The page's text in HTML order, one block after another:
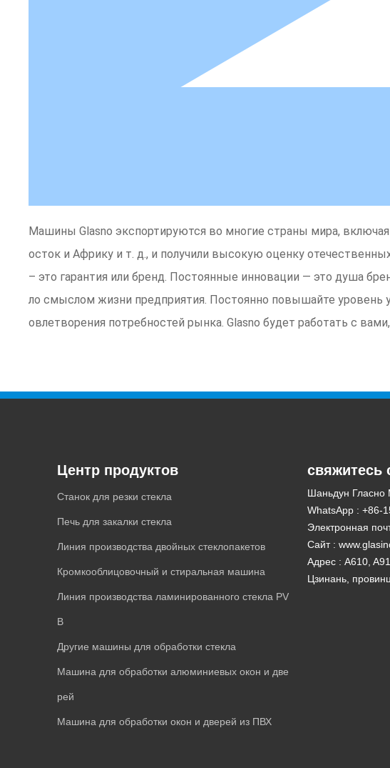
Машины Glasno экспортируются во многие страны мира,
осток и Африку и т. д., и получили высокую оценку
– это гарантия или бренд. Постоянные инновации — это душа
ло смыслом жизни предприятия. Постоянно повышайте уровень
овлетворения потребностей рынка. Glasno будет работать с
Центр продуктов
Станок для резки стекла
Печь для закалки стекла
Линия производства двойных стеклопакетов
Кромкооблицовочный и стиральная машина
Линия производства ламинированного стекла PV
B
Другие машины для обработки стекла
Машина для обработки алюминиевых окон и две
рей
Машина для обработки окон и дверей из ПВХ
свяжитесь
Шаньдун Гласно
WhatsApp :+86-
Электронная
Сайт :
Адрес : A610,
Цзинань,